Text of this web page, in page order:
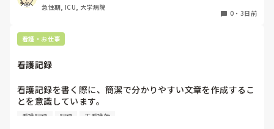
急性期, ICU, 大学病院
0 ・ 3日前
看護・お仕事
看護記録
看護記録を書く際に、簡潔で分かりやすい文章を作成するこ
とを意識しています。
しかし忙しい日は、必要な情報を漏れなく記録することとの
看護記録 記録 正看護師